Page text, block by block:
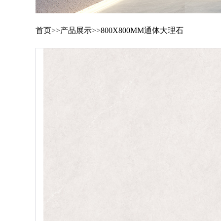
首页>>产品展示>>800X800MM通体大理石